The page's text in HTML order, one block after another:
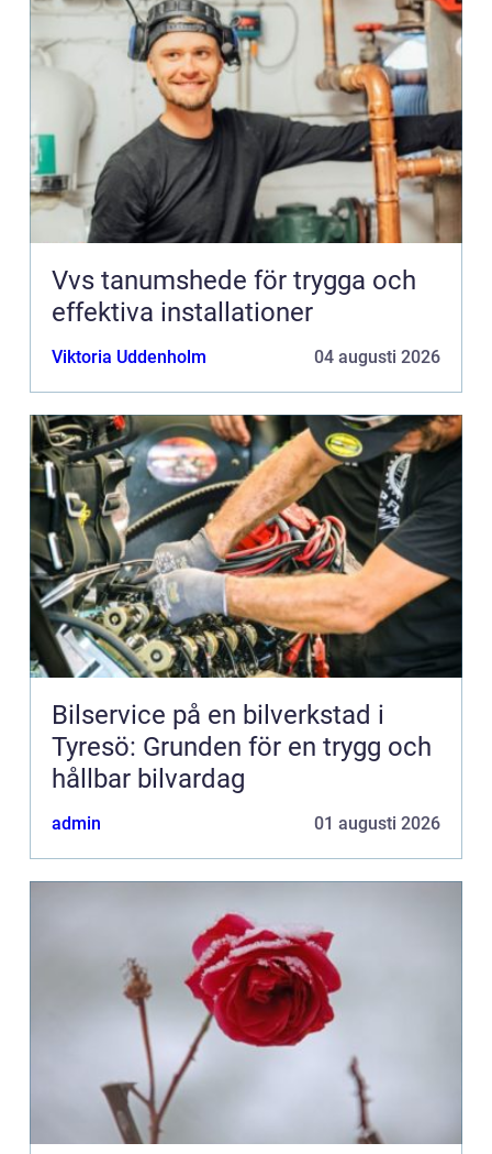
Vvs tanumshede för trygga och
effektiva installationer
Viktoria Uddenholm 04 augusti 2026
Bilservice på en bilverkstad i
Tyresö: Grunden för en trygg och
hållbar bilvardag
admin 01 augusti 2026